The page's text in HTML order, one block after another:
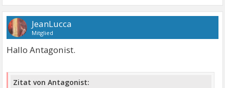
JeanLucca
Mitglied
Hallo Antagonist.
Zitat von Antagonist: